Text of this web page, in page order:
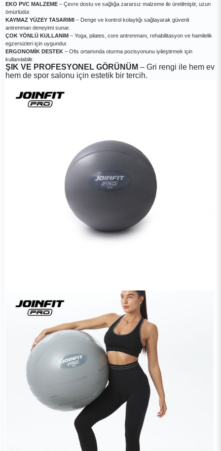
EKO PVC MALZEME – Çevre dostu ve sağlığa zararsız malzeme ile üretilmiştir, uzun
ömürlüdür.
KAYMAZ YÜZEY TASARIMI – Denge ve kontrol kolaylığı sağlayarak güvenli
antrenman deneyimi sunar.
ÇOK YÖNLÜ KULLANIM – Yoga, pilates, core antrenmanı, rehabilitasyon ve hamilelik
egzersizleri için uygundur.
ERGONOMİK DESTEK – Ofis ortamında oturma pozisyonunu iyileştirmek için
kullanılabilir.
ŞIK VE PROFESYONEL GÖRÜNÜM – Gri rengi ile hem ev
hem de spor salonu için estetik bir tercih.